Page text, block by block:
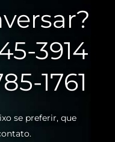
3914
1761
se preferir, que